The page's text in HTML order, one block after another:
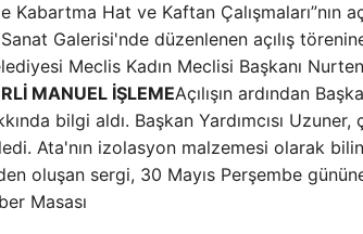
Kabartma Hat ve Kaftan Çalışmaları”nın
Galerisi'nde düzenlenen açılış
Meclis Kadın Meclisi Başkanı
MANUEL İŞLEMEAçılışın ardından
bilgi aldı. Başkan Yardımcısı
Ata'nın izolasyon malzemesi olarak
oluşan sergi, 30 Mayıs Perşembe
Masası